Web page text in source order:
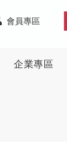
會員專區
企業專區